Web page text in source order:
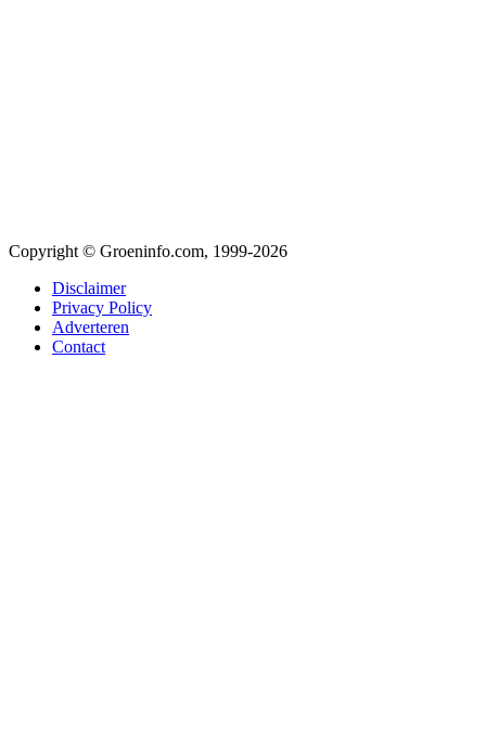
Copyright © Groeninfo.com, 1999-2026
Disclaimer
Privacy Policy
Adverteren
Contact